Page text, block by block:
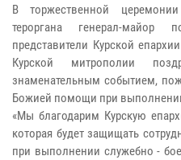
В торжественной
тероргана генерал-майор
представители Курской
Курской митрополии
знаменательным событием,
Божией помощи при
«Мы благодарим Курскую
которая будет защищать
при выполнении служебно -